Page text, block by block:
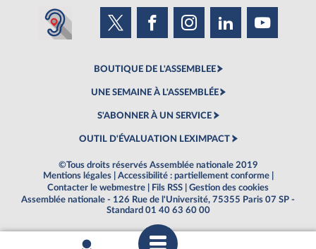
BOUTIQUE DE L'ASSEMBLEE
UNE SEMAINE À L'ASSEMBLÉE
S'ABONNER À UN SERVICE
OUTIL D'ÉVALUATION LEXIMPACT
©Tous droits réservés Assemblée nationale 2019
Mentions légales
Accessibilité : partiellement conforme
Contacter le webmestre
Fils RSS
Gestion des cookies
Assemblée nationale - 126 Rue de l'Université, 75355 Paris 07 SP -
Standard 01 40 63 60 00